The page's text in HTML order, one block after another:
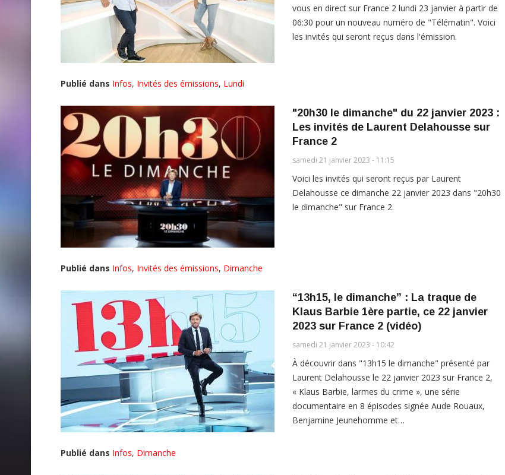
vous en direct sur France 2 lundi 23 janvier à partir de
06:30 pour un nouveau numéro de "Télématin". Voici
les invités qui seront reçus dans l'émission.
Publié dans Infos, Invités des émissions, Lundi
"20h30 le dimanche" du 22 janvier 2023 :
Les invités de Laurent Delahousse sur
France 2
samedi 21 janvier 2023 - 11:15
Voici les invités qui seront reçus par Laurent
Delahousse ce dimanche 22 janvier 2023 dans "20h30
le dimanche" sur France 2.
Publié dans Infos, Invités des émissions, Dimanche
“13h15, le dimanche” : La traque de
Klaus Barbie 1ère partie, ce 22 janvier
2023 sur France 2 (vidéo)
samedi 21 janvier 2023 - 10:42
À découvrir dans "13h15 le dimanche" présenté par
Laurent Delahousse le 22 janvier 2023 sur France 2,
« Klaus Barbie, larmes du crime », une série
documentaire en 8 épisodes signée Aude Rouaux,
Benjamine Jeunehomme et…
Publié dans Infos, Dimanche